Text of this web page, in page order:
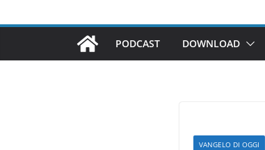
PODCAST DOWNLOAD
VANGELO DI OGGI